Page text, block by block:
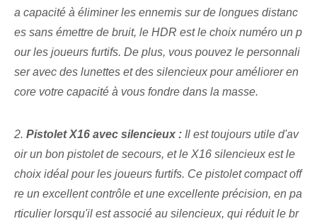
a capacité à éliminer les ennemis sur de longues distanc
es sans émettre de bruit, le HDR est le choix numéro un p
our les joueurs furtifs. De plus, vous pouvez le personnali
ser avec des lunettes et des silencieux pour améliorer en
core votre capacité à vous fondre dans la masse.
2. Pistolet X16 avec silencieux : Il est toujours utile d'av
oir un bon pistolet de secours, et le X16 silencieux est le
choix idéal pour les joueurs furtifs. Ce pistolet compact off
re un excellent contrôle et une excellente précision, en pa
rticulier lorsqu'il est associé au silencieux, qui réduit le br